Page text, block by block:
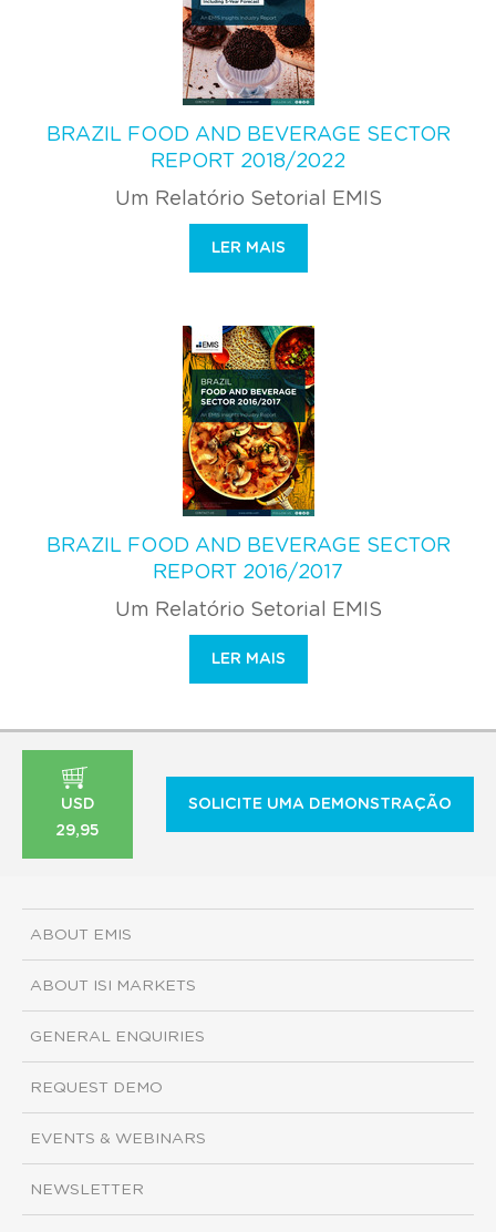
BRAZIL FOOD AND BEVERAGE SECTOR
REPORT 2018/2022
Um Relatório Setorial EMIS
LER MAIS
BRAZIL FOOD AND BEVERAGE SECTOR
REPORT 2016/2017
Um Relatório Setorial EMIS
LER MAIS
USD
29,95
SOLICITE UMA DEMONSTRAÇÃO
ABOUT EMIS
ABOUT ISI MARKETS
GENERAL ENQUIRIES
REQUEST DEMO
EVENTS & WEBINARS
NEWSLETTER